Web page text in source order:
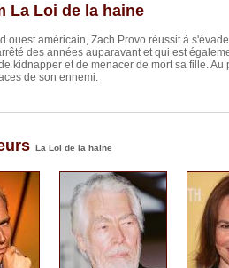
La Loi de la haine
ouest américain, Zach Provo réussit à
des années auparavant et qui est
kidnapper et de menacer de mort sa fille.
de son ennemi.
La Loi de la haine